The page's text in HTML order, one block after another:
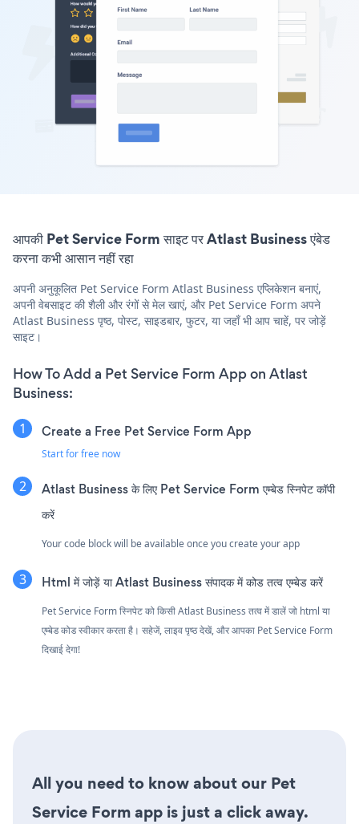
आपकी Pet Service Form साइट पर Atlast Business एंबेड
करना कभी आसान नहीं रहा
अपनी अनुकूलित Pet Service Form Atlast Business एप्लिकेशन बनाएं,
अपनी वेबसाइट की शैली और रंगों से मेल खाएं, और Pet Service Form अपने
Atlast Business पृष्ठ, पोस्ट, साइडबार, फुटर, या जहाँ भी आप चाहें, पर जोड़ें
साइट।
How To Add a Pet Service Form App on Atlast
Business:
Create a Free Pet Service Form App
Start for free now
Atlast Business के लिए Pet Service Form एम्बेड स्निपेट कॉपी
करें
Your code block will be available once you create your app
Html में जोड़ें या Atlast Business संपादक में कोड तत्व एम्बेड करें
Pet Service Form स्निपेट को किसी Atlast Business तत्व में डालें जो html या
एम्बेड कोड स्वीकार करता है। सहेजें, लाइव पृष्ठ देखें, और आपका Pet Service Form
दिखाई देगा!
All you need to know about our Pet
Service Form app is just a click away.